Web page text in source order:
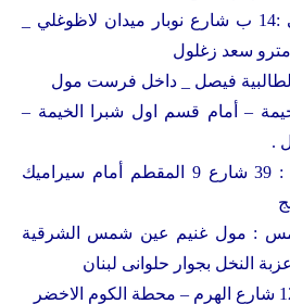
رنين فرع لاظوغلي :14 ب شارع نوبار ميدان لاظوغلي _
سعد زغلول
فيصل _ داخل فرست مول
– أمام قسم اول شبرا الخيمة –
.
رنين فرع المقطم : 39 شارع 9 المقطم أمام سيراميك
: مول غنيم عين شمس الشرقية
النخل بجوار حلوانى لبنان